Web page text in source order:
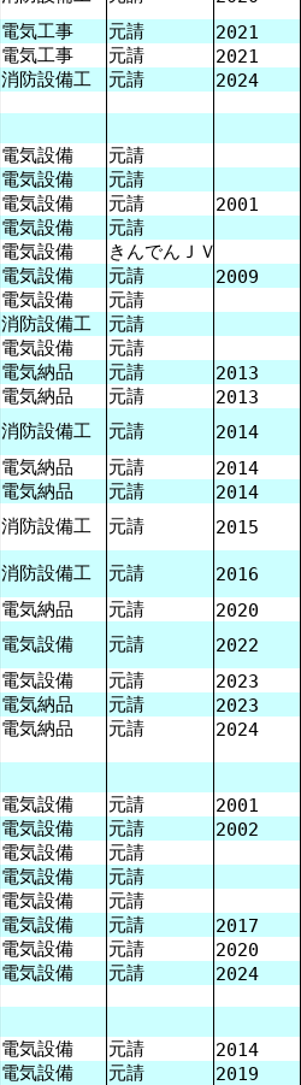
電気工事 元請 2021
電気工事 元請 2021
消防設備工 元請 2024
電気設備
元請
電気設備
元請
電気設備 元請
2001
電気設備
元請
電気設備
きんでんＪＶ
電気設備 元請
2009
電気設備
元請
消防設備工
元請
電気設備
元請
電気納品 元請 2013
電気納品 元請 2013
消防設備工 元請 2014
電気納品 元請 2014
電気納品 元請 2014
消防設備工 元請 2015
消防設備工 元請 2016
電気納品 元請 2020
電気設備 元請 2022
電気設備 元請 2023
電気納品 元請 2023
電気納品 元請 2024
電気設備 元請 2001
電気設備 元請 2002
電気設備
元請
電気設備
元請
電気設備
元請
電気設備 元請 2017
電気設備 元請 2020
電気設備 元請 2024
電気設備 元請 2014
電気設備 元請 2019